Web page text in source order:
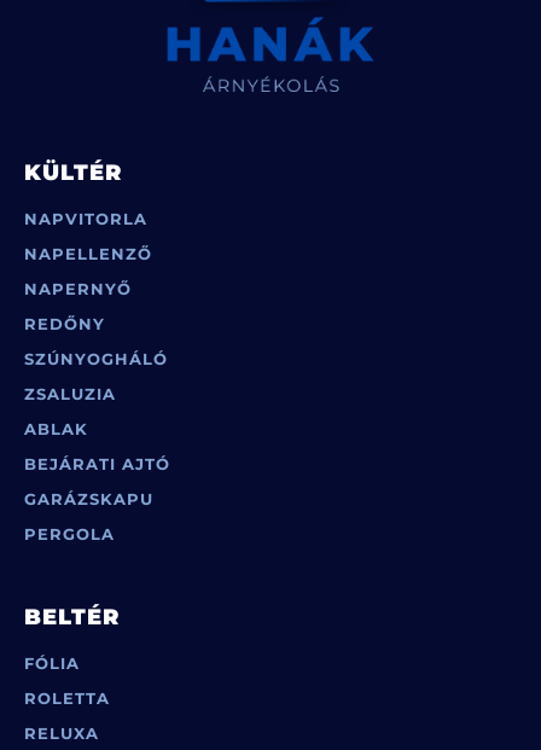
KÜLTÉR
NAPVITORLA
NAPELLENZŐ
NAPERNYŐ
REDŐNY
SZÚNYOGHÁLÓ
ZSALUZIA
ABLAK
BEJÁRATI AJTÓ
GARÁZSKAPU
PERGOLA
BELTÉR
FÓLIA
ROLETTA
RELUXA